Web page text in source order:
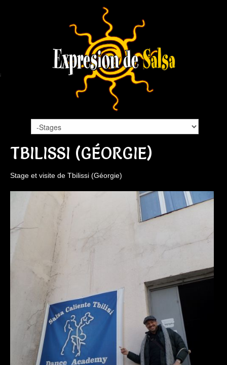
TBILISSI (GÉORGIE)
Stage et visite de Tbilissi (Géorgie)